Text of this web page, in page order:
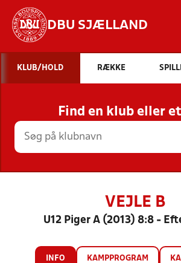
DBU SJÆLLAND
INDHOLD
STILLINGER, RESULTATER,
HOLD
KLUB/HOLD RÆKKE
Find en klub eller
VEJLE B
U12 Piger A (2013) 8:8 -
INFO KAMPPROGRAM